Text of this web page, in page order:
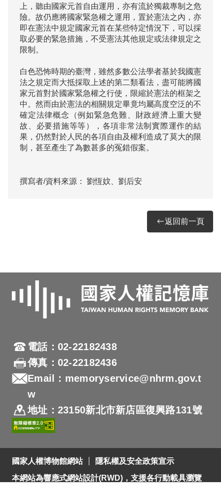
上，聽由國家元首自由運用，亦有流於獨裁專制之危
險。故仍應將國家緊急權之運用，置於憲法之內，亦
即在憲法中規定國家元首在某些特定情況下，可以採
取必要的緊急措施，不受憲法其他規定或法律規定之
限制。
白色恐怖時期的臺灣，雖然多數公法學者基於我國憲
法之規定而大抵採取上述的第二類看法，盡可能將國
家元首對於國家緊急權之行使，限縮於憲法的框架之
中。然而由於憲法的相關規定畢竟均屬高度空泛的不
確定法律概念（例如緊急危難、財政經濟上重大變
故、必要措施等等），各項非常法制實際運作的結
果，仍然對於人民的各項自由及權利造成了莫大的限
制，甚至產生了為數甚多的冤錯假案。
撰寫者/資料來源： 劉恆妏、劉后安
返回前一頁
電話：02-22182438
傳真：02-22182436
Email：memoryservice@nhrm.gov.t
w
地址：23150新北市新店區復興路131號
國家人權博物館網站
隱私權及安全政策宣示
本網站為響應式網站設計(RWD)，支援各行動載具瀏覽